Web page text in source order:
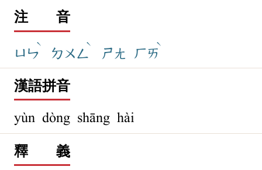
注 音
ㄩㄣ
ˋ
ㄉㄨㄥ
ˋ
ㄕㄤ ㄏㄞ
ˋ
漢語拼音
yùn dòng shāng hài
釋 義